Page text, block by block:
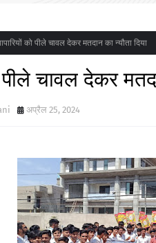
को पीले चावल देकर मतदान का न्यौता दिया
पीले चावल देकर
अप्रैल 25, 2024